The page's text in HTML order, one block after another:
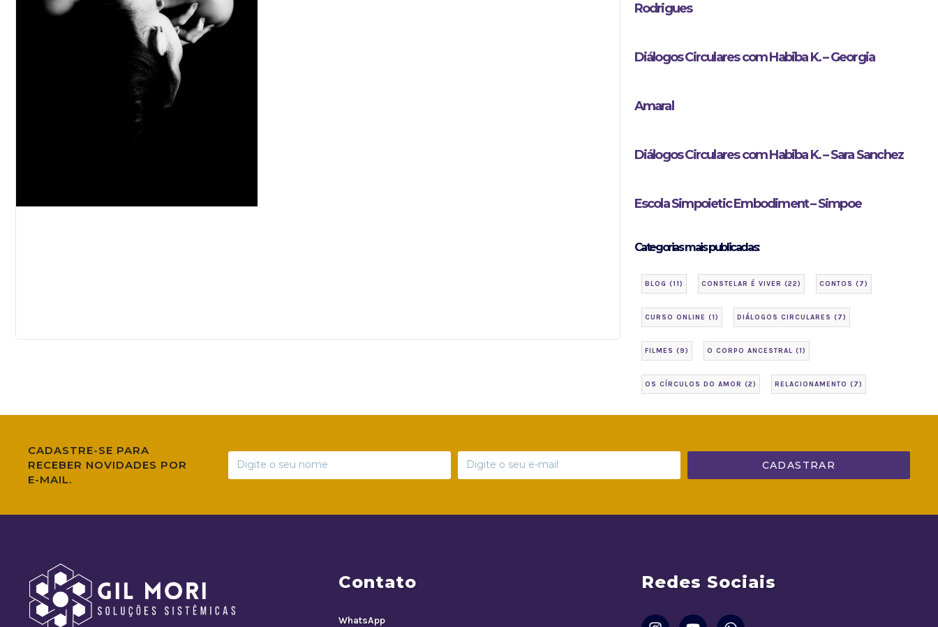
Rodrigues
Diálogos Circulares com Habiba K. – Georgia
Amaral
Diálogos Circulares com Habiba K. – Sara Sanchez
Escola Simpoietic Embodiment – Simpoe
Categorias mais publicadas:
BLOG (11) CONSTELAR É VIVER (22) CONTOS (7)
CURSO ONLINE (1) DIÁLOGOS CIRCULARES (7)
FILMES (9) O CORPO ANCESTRAL (1)
OS CÍRCULOS DO AMOR (2) RELACIONAMENTO (7)
CADASTRE-SE PARA
RECEBER NOVIDADES POR
E-MAIL.
CADASTRAR
Contato
WhatsApp
Redes Sociais